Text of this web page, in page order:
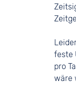
feste
pro
wäre